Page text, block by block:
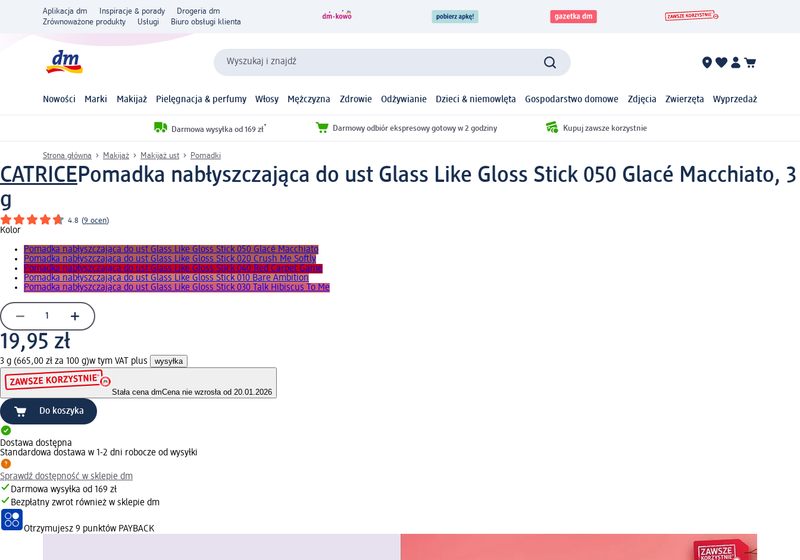
Aplikacja dm Inspiracje & porady
Drogeria dm
Zrównoważone produkty
Usługi Biuro obsługi klienta
Wyszukaj i znajdź
Nowości Marki Makijaż Pielęgnacja & perfumy Włosy Mężczyzna Zdrowie Odżywianie Dzieci & niemowlęta Gospodarstwo domowe Zdjęcia Zwierzęta Wyprzedaż
Darmowa wysyłka od 169 zł* Darmowy odbiór ekspresowy gotowy w 2 godziny Kupuj zawsze korzystnie
Strona główna Makijaż Makijaż ust Pomadki
CATRICEPomadka nabłyszczająca do ust Glass Like Gloss Stick 050 Glacé Macchiato, 3
g
4.8 (9 ocen)
Kolor
Pomadka nabłyszczająca do ust Glass Like Gloss Stick 050 Glacé Macchiato
Pomadka nabłyszczająca do ust Glass Like Gloss Stick 020 Crush Me Softly
Pomadka nabłyszczająca do ust Glass Like Gloss Stick 040 Red Carpet Game
Pomadka nabłyszczająca do ust Glass Like Gloss Stick 010 Bare Ambition
Pomadka nabłyszczająca do ust Glass Like Gloss Stick 030 Talk Hibiscus To Me
19,95 zł
3 g (665,00 zł za 100 g)w tym VAT plus wysyłka
Stała cena dmCena nie wzrosła od 20.01.2026
Do koszyka
Dostawa dostępna
Standardowa dostawa w 1-2 dni robocze od wysyłki
Sprawdź dostępność w sklepie dm
Darmowa wysyłka od 169 zł
Bezpłatny zwrot również w sklepie dm
Otrzymujesz 9 punktów PAYBACK